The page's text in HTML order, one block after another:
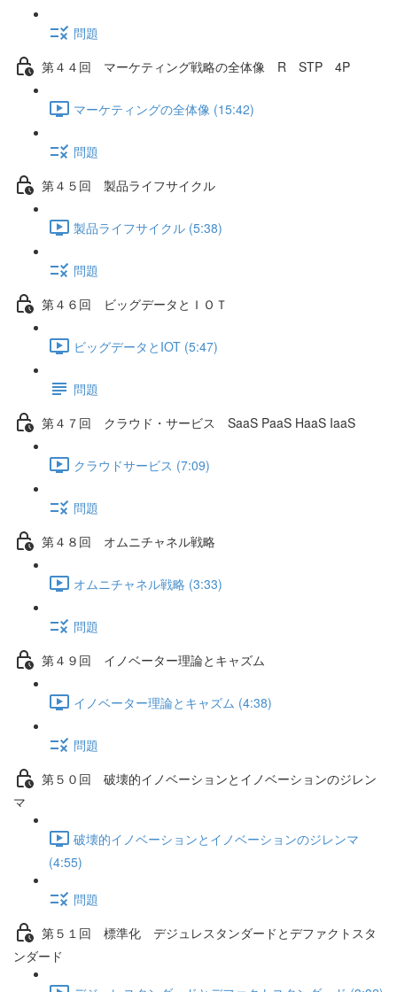
問題
第４４回 マーケティング戦略の全体像 R STP 4P
マーケティングの全体像 (15:42)
問題
第４５回 製品ライフサイクル
製品ライフサイクル (5:38)
問題
第４６回 ビッグデータとＩＯＴ
ビッグデータとIOT (5:47)
問題
第４７回 クラウド・サービス SaaS PaaS HaaS IaaS
クラウドサービス (7:09)
問題
第４８回 オムニチャネル戦略
オムニチャネル戦略 (3:33)
問題
第４９回 イノベーター理論とキャズム
イノベーター理論とキャズム (4:38)
問題
第５０回 破壊的イノベーションとイノベーションのジレン
マ
破壊的イノベーションとイノベーションのジレンマ
(4:55)
問題
第５１回 標準化 デジュレスタンダードとデファクトスタ
ンダード